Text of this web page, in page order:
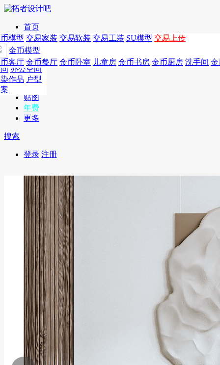
首页
发现
年费 作品 图纸 交易 软装 工装 SU模 金币
年费版块
费图纸 年费户型 年费高清 年费视频 年费模型 年费精选
作品
别墅 国外
酒店设计
设计 商业
办公空间
作品 户型
模型
模型 交易家装 交易软装 交易工装 SU模型 交易上传
金币模型
客厅 金币餐厅 金币卧室 儿童房 金币书房 金币厨房 洗手间 金
CAD
概念
贴图
年费
更多
搜索
登录 注册